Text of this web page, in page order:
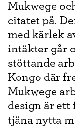
Mukwege
citatet på.
med kärlek
intäkter går
stöttande
Kongo där
Mukwege
design är ett
tjäna nytta